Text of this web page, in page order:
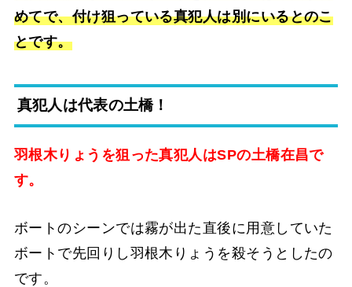
めてで、付け狙っている真犯人は別にいるとのこ
とです。
真犯人は代表の土橋！
羽根木りょうを狙った真犯人はSPの土橋在昌で
す。
ボートのシーンでは霧が出た直後に用意していた
ボートで先回りし羽根木りょうを殺そうとしたの
です。